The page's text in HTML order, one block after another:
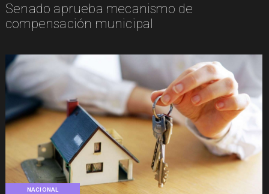
Senado aprueba mecanismo de
compensación municipal
NACIONAL